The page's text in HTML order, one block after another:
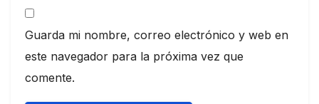
Guarda mi nombre, correo electrónico y web en
este navegador para la próxima vez que
comente.